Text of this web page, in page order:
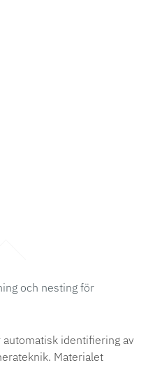
och nesting för
identifiering av
Materialet